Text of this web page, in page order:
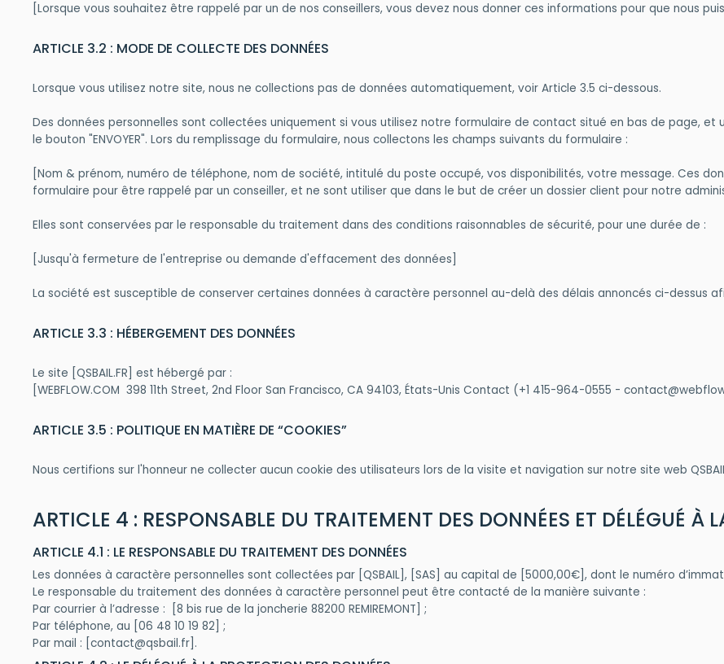
[Lorsque vous souhaitez être rappelé par un de nos conseillers, vous devez nous donner ces informations pour que nous
ARTICLE 3.2 : MODE DE COLLECTE DES DONNÉES
Lorsque vous utilisez notre site, nous ne collections pas de données automatiquement, voir Article 3.5 ci-dessous.
Des données personnelles sont collectées uniquement si vous utilisez notre formulaire de contact situé en bas de page,
le bouton "ENVOYER". Lors du remplissage du formulaire, nous collectons les champs suivants du formulaire :
[Nom & prénom, numéro de téléphone, nom de société, intitulé du poste occupé, vos disponibilités, votre message. Ces
formulaire pour être rappelé par un conseiller, et ne sont utiliser que dans le but de créer un dossier client pour notre
Elles sont conservées par le responsable du traitement dans des conditions raisonnables de sécurité, pour une durée de :
[Jusqu'à fermeture de l'entreprise ou demande d'effacement des données]
La société est susceptible de conserver certaines données à caractère personnel au-delà des délais annoncés ci-dessus
ARTICLE 3.3 : HÉBERGEMENT DES DONNÉES
Le site [QSBAIL.FR] est hébergé par :
[WEBFLOW.COM 398 11th Street, 2nd Floor San Francisco, CA 94103, États-Unis Contact (+1 415-964-0555 -
ARTICLE 3.5 : POLITIQUE EN MATIÈRE DE “COOKIES”
Nous certifions sur l'honneur ne collecter aucun cookie des utilisateurs lors de la visite et navigation sur notre site web
ARTICLE 4 : RESPONSABLE DU TRAITEMENT DES DONNÉES ET DÉLÉGUÉ À
ARTICLE 4.1 : LE RESPONSABLE DU TRAITEMENT DES DONNÉES
Les données à caractère personnelles sont collectées par [QSBAIL], [SAS] au capital de [5000,00€], dont le numéro
Le responsable du traitement des données à caractère personnel peut être contacté de la manière suivante :
Par courrier à l’adresse : [8 bis rue de la jon­cherie 88200 RE­MI­RE­MONT] ;
Par téléphone, au [06 48 10 19 82] ;
Par mail : [contact@qsbail.fr].